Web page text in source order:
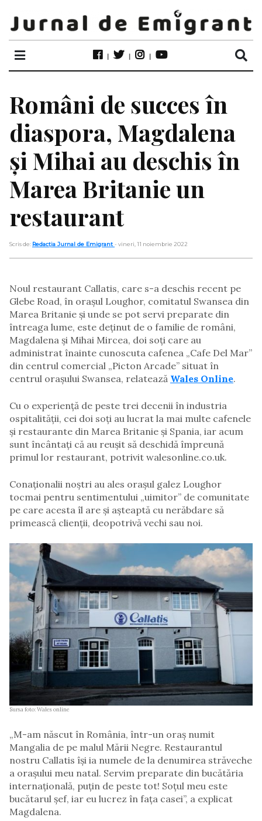
Români de succes în
diaspora, Magdalena
și Mihai au deschis în
Marea Britanie un
restaurant
Scris de: Redacția Jurnal de Emigrant - vineri, 11 noiembrie 2022
Noul restaurant Callatis, care s-a deschis recent pe
Glebe Road, în orașul Loughor, comitatul Swansea din
Marea Britanie și unde se pot servi preparate din
întreaga lume, este deținut de o familie de români,
Magdalena și Mihai Mircea, doi soți care au
administrat înainte cunoscuta cafenea „Cafe Del Mar”
din centrul comercial „Picton Arcade” situat în
centrul orașului Swansea, relatează Wales Online.
Cu o experiență de peste trei decenii în industria
ospitalității, cei doi soți au lucrat la mai multe cafenele
și restaurante din Marea Britanie și Spania, iar acum
sunt încântați că au reușit să deschidă împreună
primul lor restaurant, potrivit walesonline.co.uk.
Conaționalii noștri au ales orașul galez Loughor
tocmai pentru sentimentului „uimitor” de comunitate
pe care acesta îl are și așteaptă cu nerăbdare să
primească clienții, deopotrivă vechi sau noi.
Sursa foto: Wales online
„M-am născut în România, într-un oraș numit
Mangalia de pe malul Mării Negre. Restaurantul
nostru Callatis își ia numele de la denumirea străveche
a orașului meu natal. Servim preparate din bucătăria
internațională, puțin de peste tot! Soțul meu este
bucătarul șef, iar eu lucrez în fața casei”, a explicat
Magdalena.